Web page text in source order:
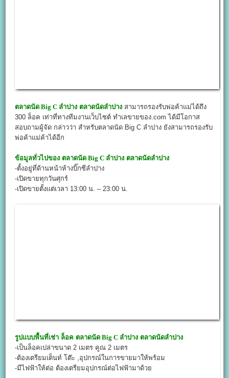
ตลาดนัด Big C ลำปาง ตลาดนัดลำปาง สามารถรองรับพ่อค้าแม่ได้ถึง
300 ล็อค เท่าที่ทางทีมงานเว็บไซต์ ทำเลขายของ.com ได้มีโอกาส
สอบถามผู้จัด กล่าวว่า สำหรับตลาดนัด Big C ลำปาง ยังสามารถรองรับ
พ่อค้าแม่ค้าได้อีก
ข้อมูลทั่วไปของ ตลาดนัด Big C ลำปาง ตลาดนัดลำปาง
-ตั้งอยู่ที่ด้านหน้าห้างบิ๊กซีลำปาง
-เปิดขายทุกวันศุกร์
-เปิดขายตั้งแต่เวลา 13:00 น. – 23:00 น.
รูปแบบพื้นที่เช่า ล็อค ตลาดนัด Big C ลำปาง ตลาดนัดลำปาง
-เป็นล็อคเปล่าขนาด 2 เมตร คูณ 2 เมตร
-ต้องเตรียมเต็นท์ โต๊ะ ,อุปกรณ์ในการขายมาให้พร้อม
-มีไฟฟ้าให้ต่อ ต้องเตรียมอุปกรณ์ต่อไฟฟ้ามาด้วย